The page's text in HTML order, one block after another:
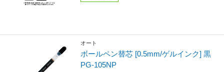
オート
ボールペン替芯 [0.5mm/ゲルインク] 黒
PG-105NP